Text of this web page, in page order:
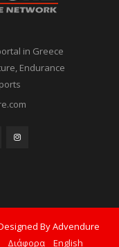
in Greece
Endurance
By Advendure
Διάφορα English